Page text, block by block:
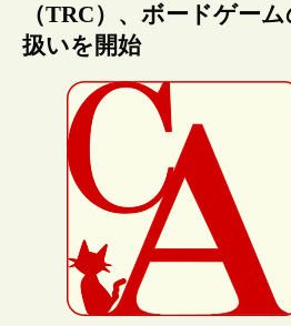
（TRC）、ボードゲー
扱いを開始